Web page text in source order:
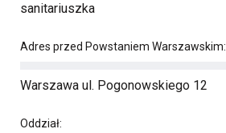
sanitariuszka
Adres przed Powstaniem Warszawskim:
Warszawa ul. Pogonowskiego 12
Oddział: